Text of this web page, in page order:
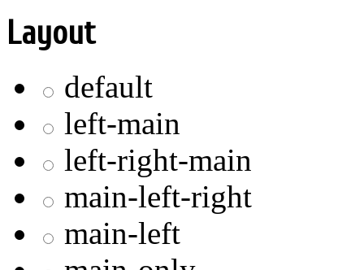
Layout
default
left-main
left-right-main
main-left-right
main-left